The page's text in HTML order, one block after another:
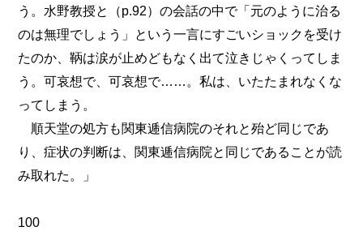
う。水野教授と（p.92）の会話の中で「元のように治る
のは無理でしょう」という一言にすごいショックを受け
たのか、鞆は涙が止めどもなく出て泣きじゃくってしま
う。可哀想で、可哀想で……。私は、いたたまれなくな
ってしまう。
順天堂の処方も関東逓信病院のそれと殆ど同じであ
り、症状の判断は、関東逓信病院と同じであることが読
み取れた。」
100